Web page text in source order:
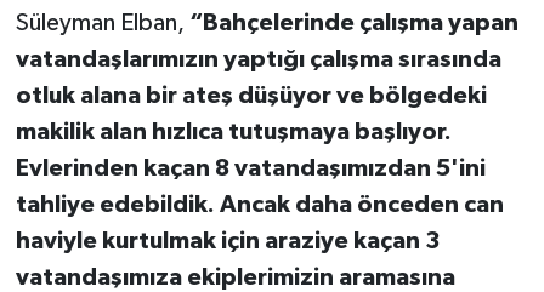
Süleyman Elban, “Bahçelerinde çalışma yapan
vatandaşlarımızın yaptığı çalışma sırasında
otluk alana bir ateş düşüyor ve bölgedeki
makilik alan hızlıca tutuşmaya başlıyor.
Evlerinden kaçan 8 vatandaşımızdan 5'ini
tahliye edebildik. Ancak daha önceden can
haviyle kurtulmak için araziye kaçan 3
vatandaşımıza ekiplerimizin aramasına